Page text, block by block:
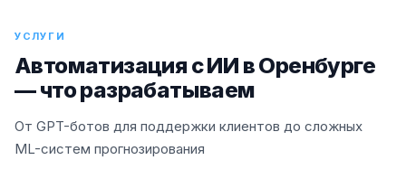
УСЛУГИ
Автоматизация с ИИ в Оренбурге
— что разрабатываем
От GPT-ботов для поддержки клиентов до сложных
ML-систем прогнозирования